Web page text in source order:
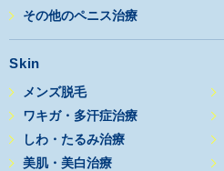
その他のペニス治療
Skin
メンズ脱毛
ワキガ・多汗症治療
しわ・たるみ治療
美肌・美白治療